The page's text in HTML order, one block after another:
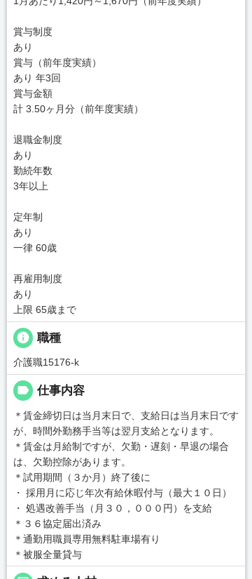
賞与制度
あり
賞与（前年度実績）
あり 年3回
賞与金額
計 3.50ヶ月分（前年度実績）
退職金制度
あり
勤続年数
3年以上
定年制
あり
一律 60歳
再雇用制度
あり
上限 65歳まで
info 職種
介護職15176-k
label 仕事内容
＊賃金締切日は当月末日で、支給日は当月末日です
が、時間外勤務手当等は翌月支給となります。
＊賃金は月給制ですが、欠勤・遅刻・早退の場合
は、欠勤控除があります。
＊試用期間（３か月）終了後に
・ 採用月に応じ年次有給休暇付与（最大１０日）
・ 処遇改善手当（月３０，０００円）を支給
＊３６協定届出済み
＊通勤用職員専用無料駐車場有り
＊被服全量貸与